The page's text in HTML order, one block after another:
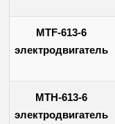
MTF-613-6
электродвигатель
МТН-613-6
электродвигатель